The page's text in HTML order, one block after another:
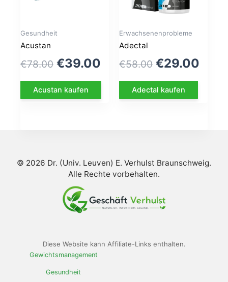
Gesundheit
Acustan
€78.00 Le
prix
initial
€39.00
prix
actuel
Acustan kaufen
Erwachsenenprobleme
Adectal
€58.00 Le
prix
initial
€29.00
Adectal kaufen
© 2026 Dr. (Univ. Leuven) E. Verhulst Braunschweig.
Alle Rechte vorbehalten.
Diese Website kann Affiliate-Links enthalten.
Gewichtsmanagement
Gesundheit